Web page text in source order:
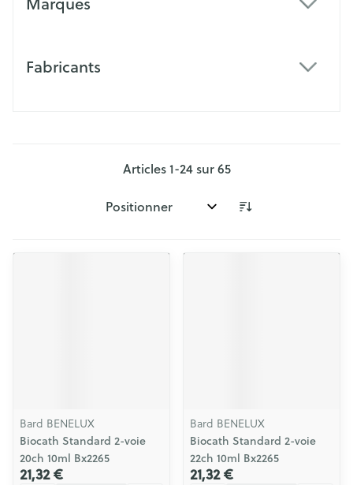
Fabricants
Articles1-24sur65
Trier par:
Bard BENELUX
Biocath Standard 2-voie
20ch 10ml Bx2265
21,32 €
Bard BENELUX
Biocath Standard 2-voie
22ch 10ml Bx2265
21,32 €